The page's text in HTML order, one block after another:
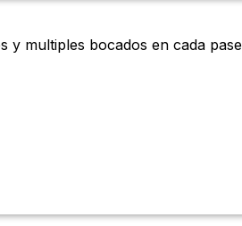
y multiples bocados en cada